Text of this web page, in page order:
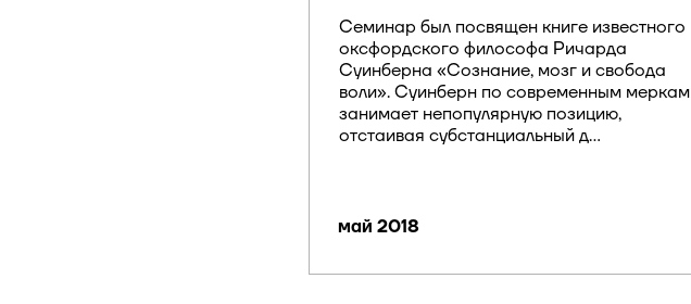
Семинар был посвящен книге известного
оксфордского философа Ричарда
Суинберна «Сознание, мозг и свобода
воли». Суинберн по современным меркам
занимает непопулярную позицию,
отстаивая субстанциальный д...
май 2018